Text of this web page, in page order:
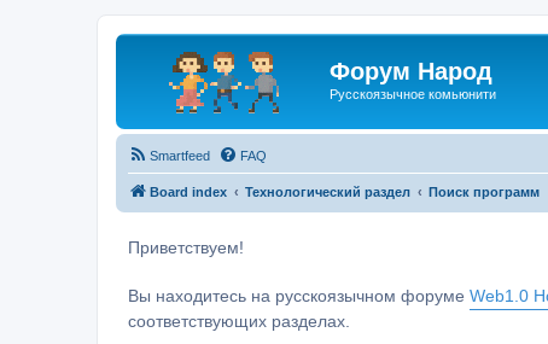
Форум Народ
Русскоязычное комьюнити
Smartfeed FAQ
Board index Технологический раздел Поиск программ
Приветствуем!
Вы находитесь на русскоязычном форуме Web1.0
соответствующих разделах.